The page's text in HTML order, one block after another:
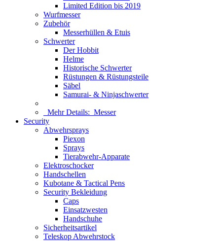
Limited Edition bis 2019
Wurfmesser
Zubehör
Messerhüllen & Etuis
Schwerter
Der Hobbit
Helme
Historische Schwerter
Rüstungen & Rüstungsteile
Säbel
Samurai- & Ninjaschwerter
Mehr Details: Messer
Security
Abwehrsprays
Piexon
Sprays
Tierabwehr-Apparate
Elektroschocker
Handschellen
Kubotane & Tactical Pens
Security Bekleidung
Caps
Einsatzwesten
Handschuhe
Sicherheitsartikel
Teleskop Abwehrstock